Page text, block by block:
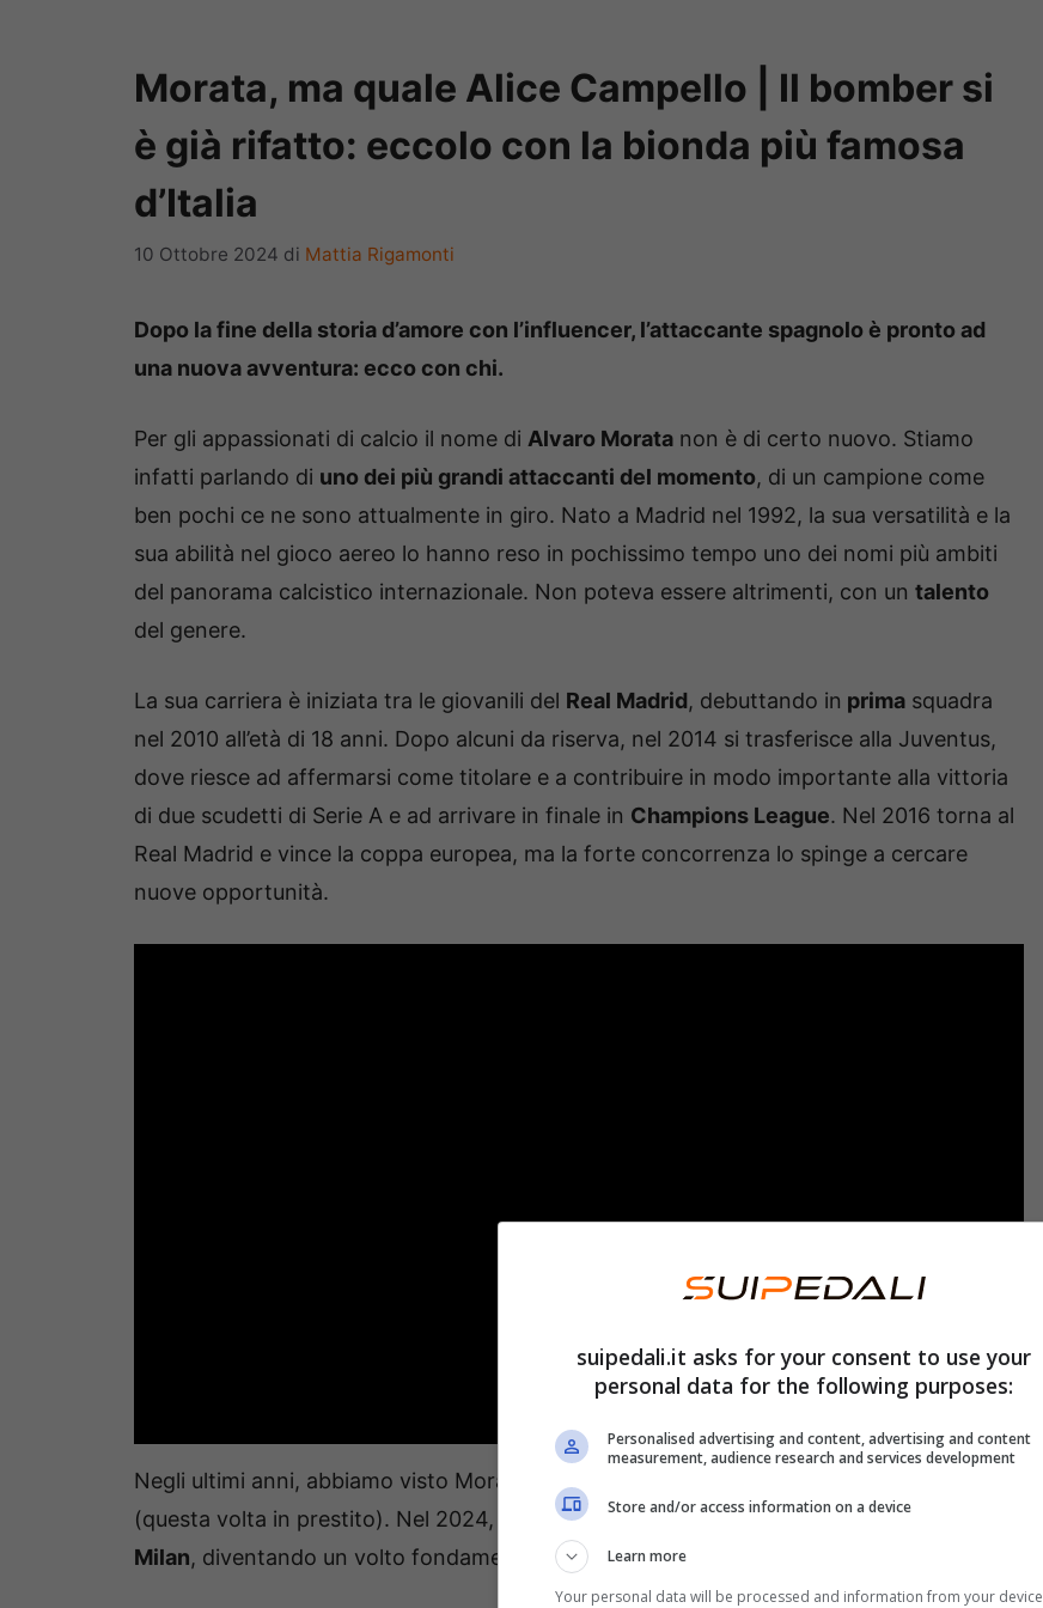
Morata, ma quale Alice Campello | Il bomber si
è già rifatto: eccolo con la bionda più famosa
d’Italia
10 Ottobre 2024 di Mattia Rigamonti
Dopo la fine della storia d’amore con l’influencer, l’attaccante spagnolo è pronto ad
una nuova avventura: ecco con chi.
Per gli appassionati di calcio il nome di Alvaro Morata non è di certo nuovo. Stiamo
infatti parlando di uno dei più grandi attaccanti del momento, di un campione come
ben pochi ce ne sono attualmente in giro. Nato a Madrid nel 1992, la sua versatilità e la
sua abilità nel gioco aereo lo hanno reso in pochissimo tempo uno dei nomi più ambiti
del panorama calcistico internazionale. Non poteva essere altrimenti, con un talento
del genere.
La sua carriera è iniziata tra le giovanili del Real Madrid, debuttando in prima squadra
nel 2010 all’età di 18 anni. Dopo alcuni da riserva, nel 2014 si trasferisce alla Juventus,
dove riesce ad affermarsi come titolare e a contribuire in modo importante alla vittoria
di due scudetti di Serie A e ad arrivare in finale in Champions League. Nel 2016 torna al
Real Madrid e vince la coppa europea, ma la forte concorrenza lo spinge a cercare
nuove opportunità.
Negli ultimi anni, abbiamo visto Morata all’ Atletico Madrid
(questa volta in prestito). Nel 2024, oltre alla vittoria dell’Europeo, arriva ildebutto al
Milan, diventando un volto fondamentale per l’attacco del club rossonero.
suipedali.it asks for your consent to use your
personal data for the following purposes:
Personalised advertising and content, advertising and content
measurement, audience research and services development
Store and/or access information on a device
Learn more
Your personal data will be processed and information from your device